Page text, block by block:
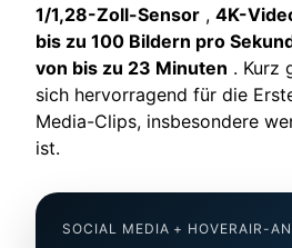
1/1,28-Zoll-Sensor , 4K-
bis zu 100 Bildern pro
von bis zu 23 Minuten . Kurz
sich hervorragend für die
Media-Clips, insbesondere
ist.
SOCIAL MEDIA + HOVERAIR-